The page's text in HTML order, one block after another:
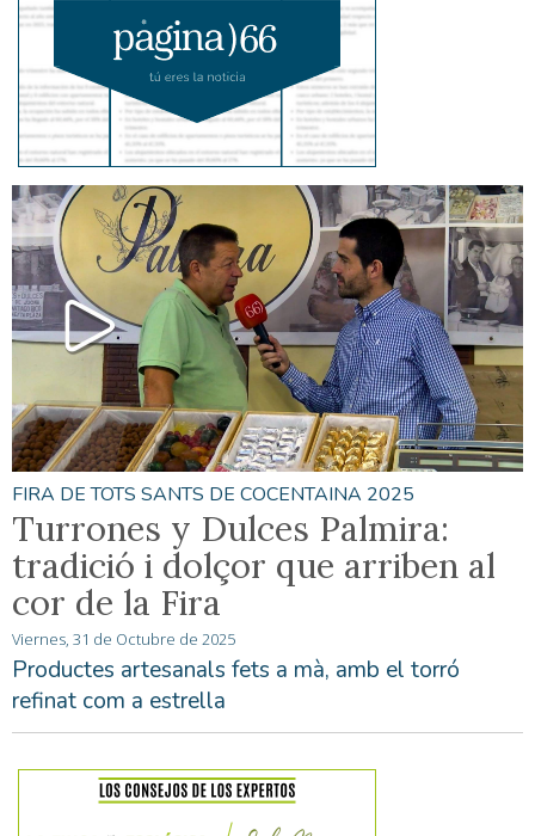
FIRA DE TOTS SANTS DE COCENTAINA 2025
Turrones y Dulces Palmira:
tradició i dolçor que arriben al
cor de la Fira
Viernes, 31 de Octubre de 2025
Productes artesanals fets a mà, amb el torró
refinat com a estrella